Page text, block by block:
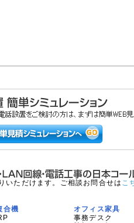
いただけます。ご相談お問合せは こ
合機
オフィス家具
事務デスク